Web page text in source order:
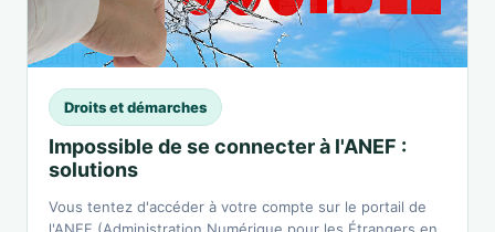
Droits et démarches
Impossible de se connecter à l'ANEF :
solutions
Vous tentez d'accéder à votre compte sur le portail de